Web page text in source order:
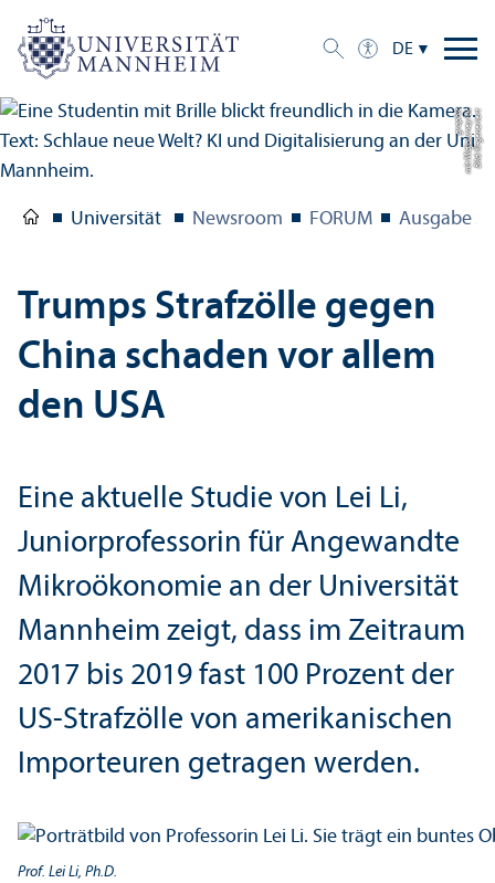
DE
Bil
d:
KI-
g
e
n
e
ri
er
t
mi
t
Mi
dj
o
u
r
n
e
y
/
u
c
g
r
a
p
hi
c
Universität Newsroom FORUM Ausgabe 2/
Trumps Strafzölle gegen
China schaden vor allem
den USA
Eine aktuelle Studie von Lei Li,
Junior­professorin für Angewandte
Mikroökonomie an der Universität
Mannheim zeigt, dass im Zeitraum
2017 bis 2019 fast 100 Prozent der
US-Strafzölle von amerikanischen
Importeuren getragen werden.
Prof. Lei Li, Ph.D.